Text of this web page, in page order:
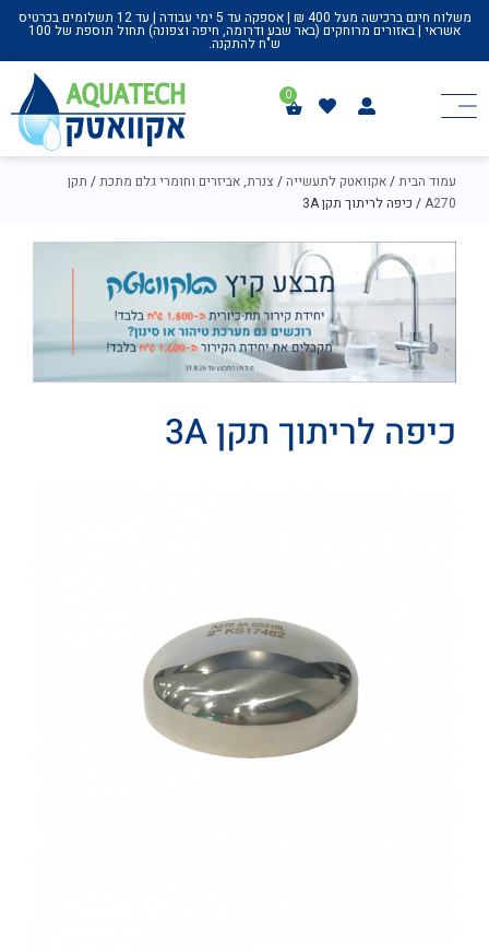
משלוח חינם ברכישה מעל 400 ₪ | אספקה עד 5 ימי עבודה | עד 12 תשלומים בכרטיס
אשראי | באזורים מרוחקים (באר שבע ודרומה, חיפה וצפונה) תחול תוספת של 100
ש"ח להתקנה.
עמוד הבית/אקוואטק לתעשייה / צנרת, אביזרים וחומרי גלם מתכת/ תקן
A270/ כיפה לריתוך תקן 3A
כיפה לריתוך תקן 3A